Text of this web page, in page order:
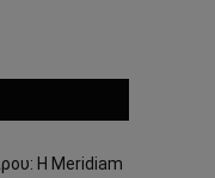
Η Meridiam